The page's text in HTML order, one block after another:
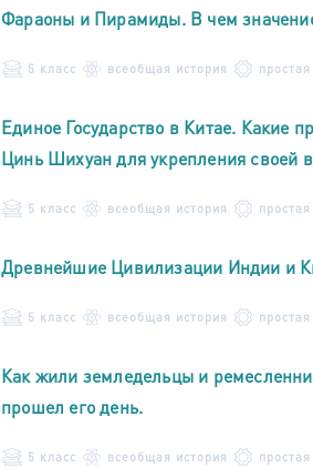
Фараоны и Пирамиды. В чем
5 класс всеобщая история простая
Единое Государство в Китае. Какие
Цинь Шихуан для укрепления своей
5 класс всеобщая история простая
Древнейшие Цивилизации Индии и
5 класс всеобщая история простая
Как жили земледельцы и
прошел его день.
5 класс всеобщая история простая